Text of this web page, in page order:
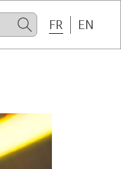
FR EN